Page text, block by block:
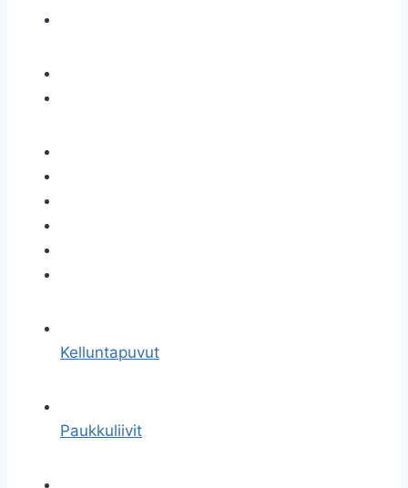
Kelluntapuvut
Paukkuliivit